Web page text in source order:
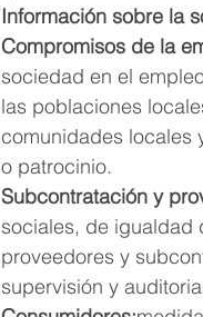
Información sobre la
Compromisos de la
sociedad en el
las poblaciones
comunidades locales
o patrocinio.
Subcontratación y
sociales, de igualdad
proveedores y
supervisión y